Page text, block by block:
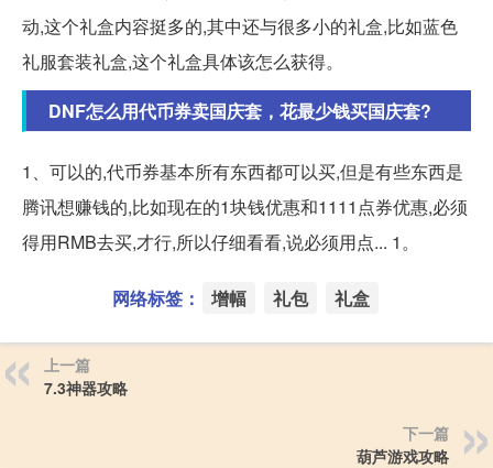
动,这个礼盒内容挺多的,其中还与很多小的礼盒,比如蓝色
礼服套装礼盒,这个礼盒具体该怎么获得。
DNF怎么用代币券卖国庆套，花最少钱买国庆套?
1、可以的,代币券基本所有东西都可以买,但是有些东西是
腾讯想赚钱的,比如现在的1块钱优惠和1111点券优惠,必须
得用RMB去买,才行,所以仔细看看,说必须用点... 1。
网络标签： 增幅 礼包 礼盒
上一篇
7.3神器攻略
下一篇
葫芦游戏攻略